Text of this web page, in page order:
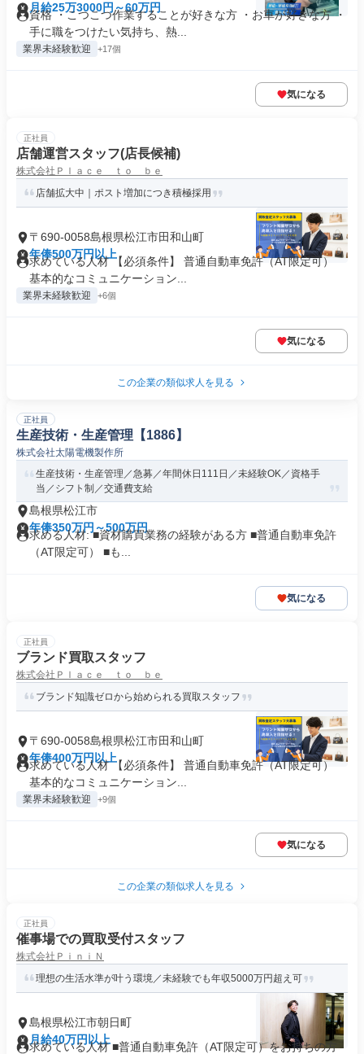
月給25万3000円～60万円
資格 ・こつこつ作業することが好きな方 ・お車が好きな方 ・
手に職をつけたい気持ち、熱...
業界未経験歓迎 +17個
気になる
正社員
店舗運営スタッフ(店長候補)
株式会社Ｐｌａｃｅ ｔｏ ｂｅ
店舗拡大中｜ポスト増加につき積極採用
〒690-0058島根県松江市田和山町
年俸500万円以上
求めている人材 【必須条件】 普通自動車免許（AT限定可）
基本的なコミュニケーション...
業界未経験歓迎 +6個
気になる
この企業の類似求人を見る
正社員
生産技術・生産管理【1886】
株式会社太陽電機製作所
生産技術・生産管理／急募／年間休日111日／未経験OK／資格手
当／シフト制／交通費支給
島根県松江市
年俸350万円～500万円
求める人材: ■資材購買業務の経験がある方 ■普通自動車免許
（AT限定可） ■も...
気になる
正社員
ブランド買取スタッフ
株式会社Ｐｌａｃｅ ｔｏ ｂｅ
ブランド知識ゼロから始められる買取スタッフ
〒690-0058島根県松江市田和山町
年俸400万円以上
求めている人材 【必須条件】 普通自動車免許（AT限定可）
基本的なコミュニケーション...
業界未経験歓迎 +9個
気になる
この企業の類似求人を見る
正社員
催事場での買取受付スタッフ
株式会社ＰｉｎｉＮ
理想の生活水準が叶う環境／未経験でも年収5000万円超え可
島根県松江市朝日町
月給40万円以上
求めている人材 ■普通自動車免許（AT限定可）をお持ちの方